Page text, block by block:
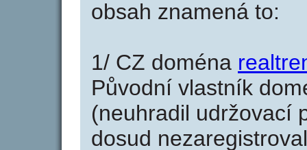
obsah znamená to:
1/ CZ doména
Původní vlastník
(neuhradil udržovací
dosud